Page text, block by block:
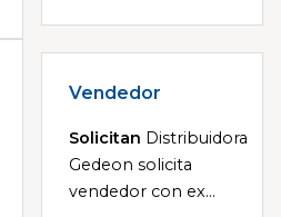
Vendedor
Solicitan Distribuidora
Gedeon solicita
vendedor con ex...